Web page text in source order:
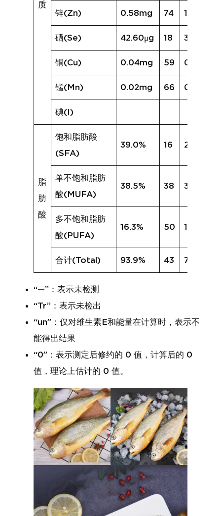
质
锌(Zn) 0.58mg 74 1.20mg
硒(Se) 42.60μg 18 31.24μg
铜(Cu) 0.04mg 59 0.08mg
锰(Mn) 0.02mg 66 0.19mg
碘(I)
脂
肪
酸
饱和脂肪酸
(SFA)
39.0% 16 27.0%
单不饱和脂肪
酸(MUFA)
38.5% 38 30.1%
多不饱和脂肪
酸(PUFA)
16.3% 50 19.2%
合计(Total) 93.9% 43 76.4%
“—”：表示未检测
“Tr”：表示未检出
“un”：仅对维生素E和能量在计算时，表示不
能得出结果
“0”：表示测定后修约的 0 值，计算后的 0
值，理论上估计的 0 值。